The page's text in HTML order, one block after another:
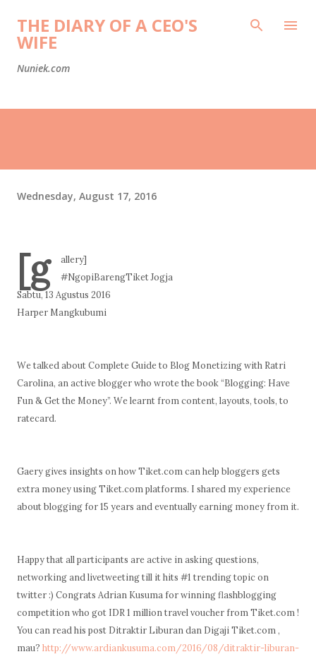
Skip to main content
THE DIARY OF A CEO'S
WIFE
Nuniek.com
Wednesday, August 17, 2016
[g
allery]
#NgopiBarengTiket Jogja
Sabtu, 13 Agustus 2016
Harper Mangkubumi
We talked about Complete Guide to Blog Monetizing with Ratri
Carolina, an active blogger who wrote the book “Blogging: Have
Fun & Get the Money”. We learnt from content, layouts, tools, to
ratecard.
Gaery gives insights on how Tiket.com can help bloggers gets
extra money using Tiket.com platforms. I shared my experience
about blogging for 15 years and eventually earning money from it.
Happy that all participants are active in asking questions,
networking and livetweeting till it hits #1 trending topic on
twitter :) Congrats Adrian Kusuma for winning flashblogging
competition who got IDR 1 million travel voucher from Tiket.com !
You can read his post Ditraktir Liburan dan Digaji Tiket.com ,
mau? http://www.ardiankusuma.com/2016/08/ditraktir-liburan-